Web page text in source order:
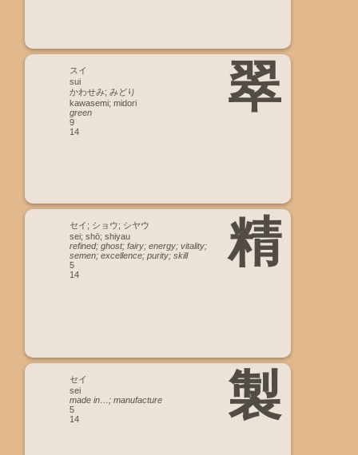
翠
スイ
sui
かわせみ; みどり
kawasemi; midori
green
9
14
精
セイ; ショウ; シヤウ
sei; shō; shiyau
refined; ghost; fairy; energy; vitality;
semen; excellence; purity; skill
5
14
製
セイ
sei
made in…; manufacture
5
14